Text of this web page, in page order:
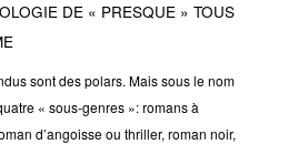
DE « PRESQUE » TOUS
sont des polars. Mais sous le nom
« sous-genres »: romans à
d’angoisse ou thriller, roman noir,